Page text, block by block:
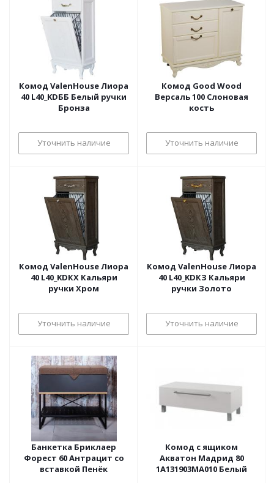
Комод ValenHouse Лиора
40 L40_KDББ Белый ручки
Бронза
Уточнить наличие
Комод Good Wood
Версаль 100 Слоновая
кость
Уточнить наличие
Комод ValenHouse Лиора
40 L40_KDКХ Кальяри
ручки Хром
Уточнить наличие
Комод ValenHouse Лиора
40 L40_KDКЗ Кальяри
ручки Золото
Уточнить наличие
Банкетка Бриклаер
Форест 60 Антрацит со
вставкой Пенёк
Комод с ящиком
Акватон Мадрид 80
1A131903MA010 Белый